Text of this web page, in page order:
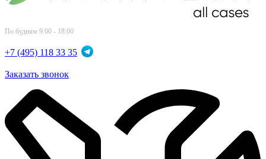
По будням 9:00 - 18:00
+7 (495) 118 33 35
Заказать звонок